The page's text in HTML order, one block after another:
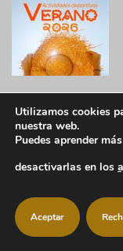
Utilizamos cookies
nuestra web.
Puedes aprender
desactivarlas en los
Aceptar